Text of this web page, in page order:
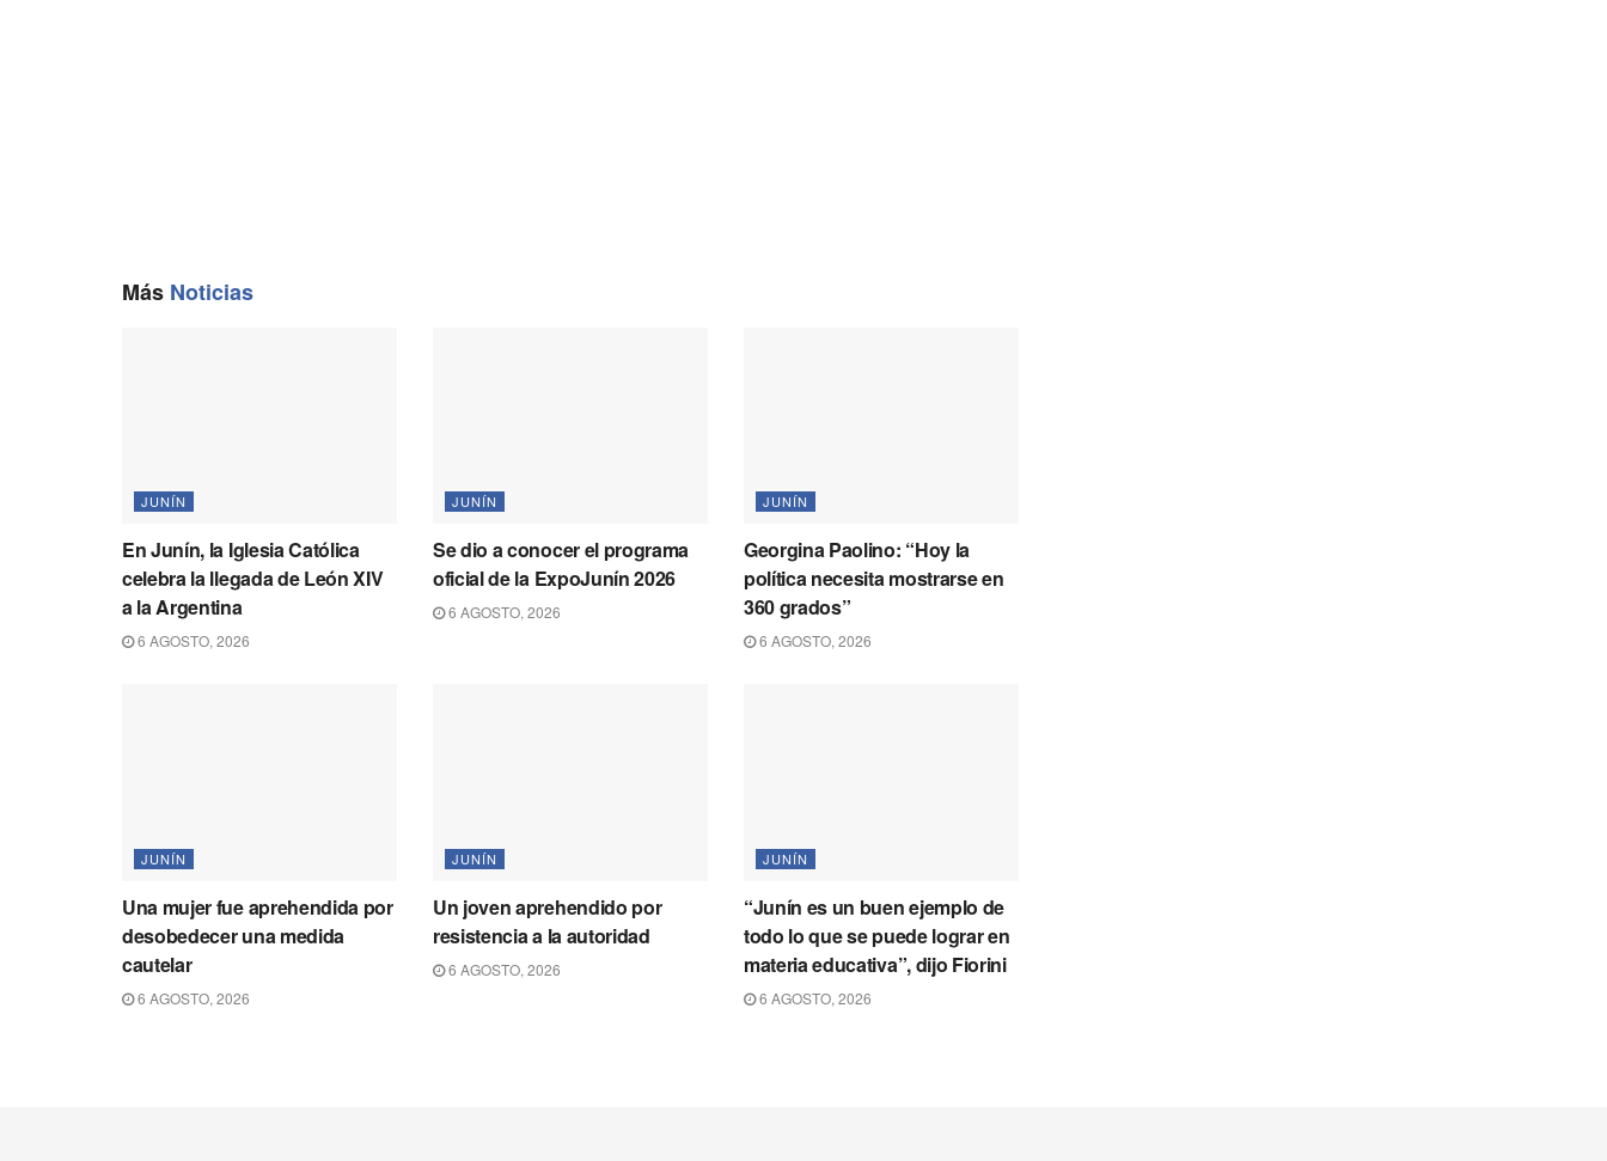
Más Noticias
JUNÍN
En Junín, la Iglesia Católica
celebra la llegada de León XIV
a la Argentina
6 AGOSTO, 2026
JUNÍN
Se dio a conocer el programa
oficial de la ExpoJunín 2026
6 AGOSTO, 2026
JUNÍN
Georgina Paolino: “Hoy la
política necesita mostrarse en
360 grados”
6 AGOSTO, 2026
JUNÍN
Una mujer fue aprehendida por
desobedecer una medida
cautelar
6 AGOSTO, 2026
JUNÍN
Un joven aprehendido por
resistencia a la autoridad
6 AGOSTO, 2026
JUNÍN
“Junín es un buen ejemplo de
todo lo que se puede lograr en
materia educativa”, dijo Fiorini
6 AGOSTO, 2026